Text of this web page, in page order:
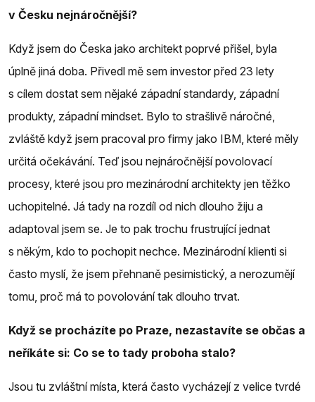
v Česku nejnáročnější?
Když jsem do Česka jako architekt poprvé přišel, byla
úplně jiná doba. Přivedl mě sem investor před 23 lety
s cílem dostat sem nějaké západní standardy, západní
produkty, západní mindset. Bylo to strašlivě náročné,
zvláště když jsem pracoval pro firmy jako IBM, které měly
určitá očekávání. Teď jsou nejnáročnější povolovací
procesy, které jsou pro mezinárodní architekty jen těžko
uchopitelné. Já tady na rozdíl od nich dlouho žiju a
adaptoval jsem se. Je to pak trochu frustrující jednat
s někým, kdo to pochopit nechce. Mezinárodní klienti si
často myslí, že jsem přehnaně pesimistický, a nerozumějí
tomu, proč má to povolování tak dlouho trvat.
Když se procházíte po Praze, nezastavíte se občas a
neříkáte si: Co se to tady proboha stalo?
Jsou tu zvláštní místa, která často vycházejí z velice tvrdé